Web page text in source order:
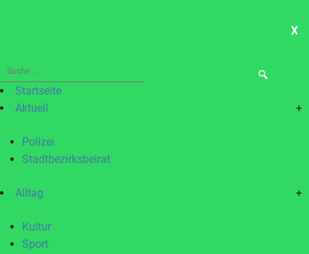
X
Suche
nach:Startseite
Aktuell
+
Polizei
Stadtbezirksbeirat
Alltag +
Kultur
Sport